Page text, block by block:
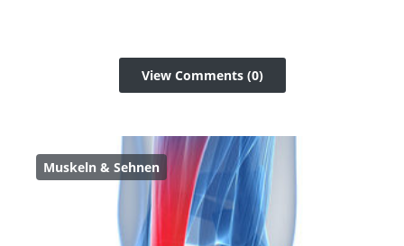
View Comments (0)
Muskeln & Sehnen